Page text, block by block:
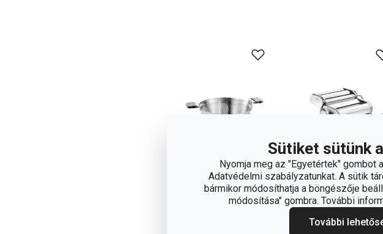
Sütiket sütünk
Nyomja meg az "Egyetértek"
Adatvédelmi szabályzatunkat. A sütik
bármikor módosíthatja a böngészője
módosítása" gombra. További
További
Ingyen szállítás
-24 %